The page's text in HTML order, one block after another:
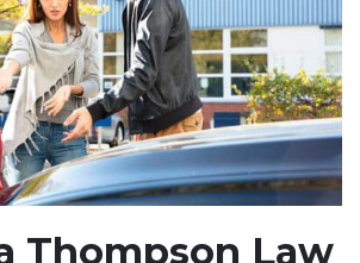
Thompson Law